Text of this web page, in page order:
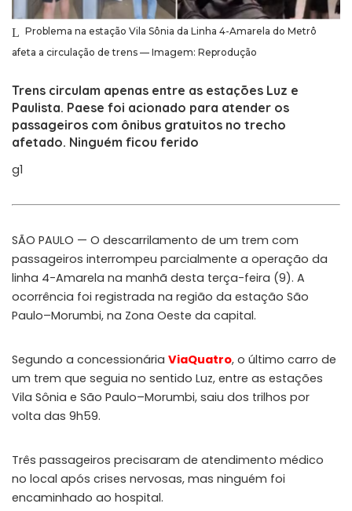
Problema na estação Vila Sônia da Linha 4-Amarela do Metrô
afeta a circulação de trens — Imagem: Reprodução
Trens circulam apenas entre as estações Luz e
Paulista. Paese foi acionado para atender os
passageiros com ônibus gratuitos no trecho
afetado. Ninguém ficou ferido
g1
SÃO PAULO — O descarrilamento de um trem com
passageiros interrompeu parcialmente a operação da
linha 4-Amarela na manhã desta terça-feira (9). A
ocorrência foi registrada na região da estação São
Paulo–Morumbi, na Zona Oeste da capital.
Segundo a concessionária ViaQuatro, o último carro de
um trem que seguia no sentido Luz, entre as estações
Vila Sônia e São Paulo–Morumbi, saiu dos trilhos por
volta das 9h59.
Três passageiros precisaram de atendimento médico
no local após crises nervosas, mas ninguém foi
encaminhado ao hospital.